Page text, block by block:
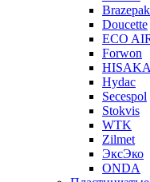
Brazepak
Doucette
ECO
Forwon
HISAKA
Hydac
Secespol
Stokvis
WTK
Zilmet
ЭксЭко
ONDA